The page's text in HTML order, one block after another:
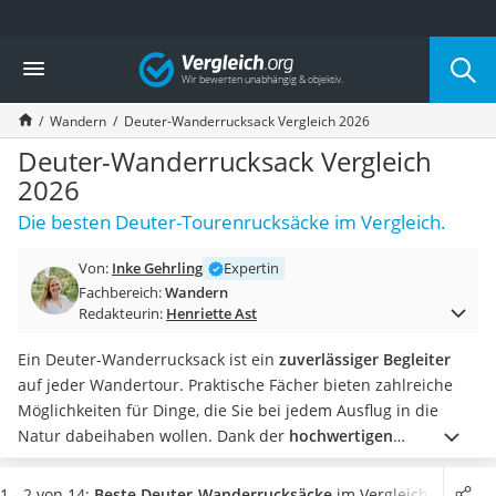
Die beliebtesten Vergleiche nach Kategorie
Freizeit & Sport
Gartentrampolin
Trampolin
Metalldetektor
Eufab-Fahrradträger
Trampolin 366 cm
Fahrradschloss
Futterboot
Air Bike
Trekkingschuhe Herren
Reisetasche mit Rollen
Klimmzugstation
Koffer
Nachtsichtgerät
Vergleich
Wandern Deuter-Wanderrucksack Vergleich 2026
Deuter-Wanderrucksack Vergleich
2026
Die besten Deuter-Tourenrucksäcke im Vergleich.
Von: Inke Gehrling
Expertin
Fachbereich:Wandern
Redakteurin: Henriette Ast
Ein Deuter-Wanderrucksack ist ein zuverlässiger Begleiter
auf jeder Wandertour. Praktische Fächer bieten zahlreiche
Möglichkeiten für Dinge, die Sie bei jedem Ausflug in die
Natur dabeihaben wollen. Dank der hochwertigen
Verarbeitungund einemergonomischen Designsind auch
lange Wanderungen ein Genuss. Vom Proviant bis zu den